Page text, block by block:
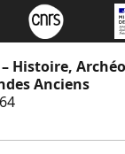
– Histoire,
Anciens
panel